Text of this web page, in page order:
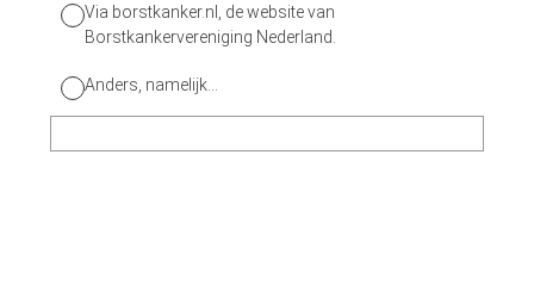
Via borstkanker.nl, de website van
Borstkankervereniging Nederland.
Anders, namelijk...